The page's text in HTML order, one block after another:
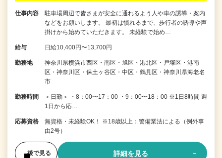
仕事内容
駐車場周辺で皆さまが安全に通れるよう人や車の誘導・案内
などをお願いします。 最初は慣れるまで、歩行者の誘導や声
掛けから始めていただきます。 未経験で始め…
給与 日給10,400円〜13,700円
勤務地
神奈川県横浜市西区・南区・旭区・港北区・戸塚区・港南
区・神奈川区・保土ヶ谷区・中区・鶴見区・神奈川県海老名
市
勤務時間
＜日勤＞ ・8：00〜17：00 ・9：00〜18：00 ※1日8時間 週
1日から応…
応募資格
無資格・未経験OK！ ※18歳以上：警備業法による（例外事
由2号）
後で見る 詳細を見る